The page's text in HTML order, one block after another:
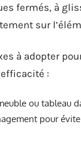
fermés, à
sur
à adopter
:
ou tableau
pour